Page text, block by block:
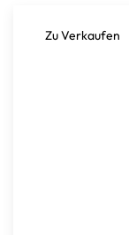
Zu Verkaufen